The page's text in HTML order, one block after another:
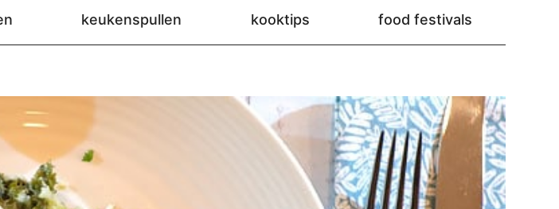
keukenspullen kooktips food festivals